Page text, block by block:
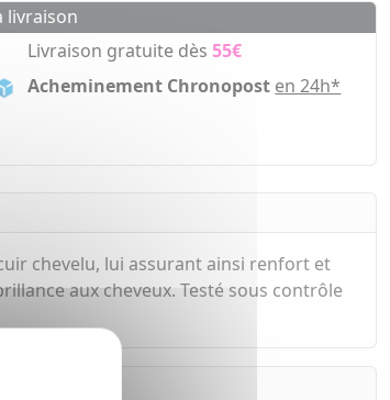
livraison
Livraison gratuite dès55€
Acheminement Chronopost en 24h*
chevelu, lui assurant ainsi renfort et
aux cheveux. Testé sous contrôle